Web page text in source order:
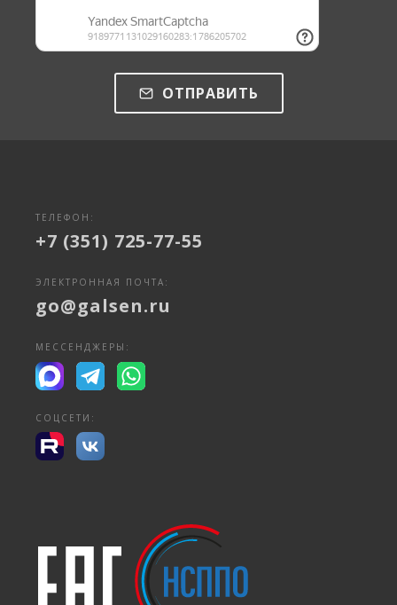
ОТПРАВИТЬ
ТЕЛЕФОН:
+7 (351) 725-77-55
ЭЛЕКТРОННАЯ ПОЧТА:
go@galsen.ru
МЕССЕНДЖЕРЫ:
СОЦСЕТИ: